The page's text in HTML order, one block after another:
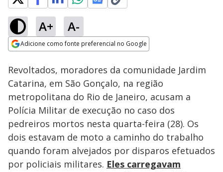
A+ A-
Adicione como fonte preferencial no Google
Ativar
Loaded:
10.20%
Revoltados, moradores da comunidade Jardim
Catarina, em São Gonçalo, na região
metropolitana do Rio de Janeiro, acusam a
Polícia Militar de execução no caso dos
pedreiros mortos nesta quarta-feira (28). Os
dois estavam de moto a caminho do trabalho
quando foram alvejados por disparos efetuados
por policiais militares. Eles carregavam